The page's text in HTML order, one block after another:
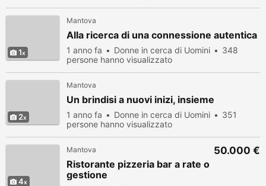
1
Mantova
Alla ricerca di una connessione autentica
1 anno fa Donne in cerca di Uomini
348
persone hanno visualizzato
2
Mantova
Un brindisi a nuovi inizi, insieme
1 anno fa Donne in cerca di Uomini
351
persone hanno visualizzato
4
Mantova
Ristorante pizzeria bar a rate o
gestione
50.000 €